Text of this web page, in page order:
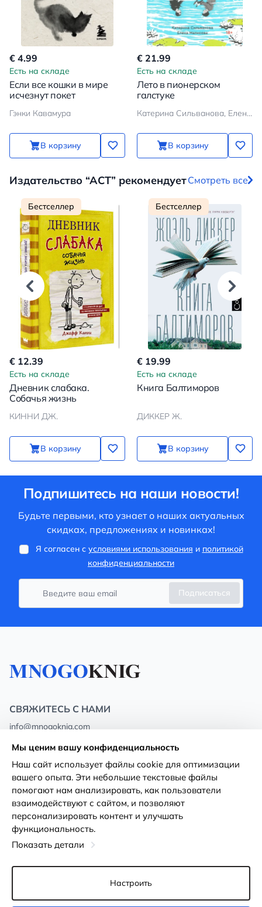
€ 4.99
Есть на складе
Если все кошки в мире
исчезнут покет
Гэнки Кавамура
В корзину
€ 21.99
Есть на складе
Лето в пионерском
галстуке
Катерина Сильванова, Елена Малисова
В корзину
Издательство “АСТ” рекомендуетСмотреть все
Бестселлер
€ 12.39
Есть на складе
Дневник слабака.
Собачья жизнь
КИННИ ДЖ.
В корзину
Бестселлер
€ 19.99
Есть на складе
Книга Балтиморов
ДИККЕР Ж.
В корзину
Подпишитесь на наши новости!
Будьте первыми, кто узнает о наших актуальных
скидках, предложениях и новинках!
Я согласен с условиями использования и политикой
конфиденциальности
Подписаться
СВЯЖИТЕСЬ С НАМИ
info@mnogoknig.com
Rīga, Augusta Deglava 69d, LV-1082
О нас
Магазины
Доставка и оплата
Карты лояльности
Политика
конфиденциальности
Условия использования
Возврат товара
Настройки файлов cookie
Мы ценим вашу конфиденциальность
Наш сайт использует файлы cookie для оптимизации
вашего опыта. Эти небольшие текстовые файлы
помогают нам анализировать, как пользователи
взаимодействуют с сайтом, и позволяют
персонализировать контент и улучшать
функциональность.
Показать детали
Настроить